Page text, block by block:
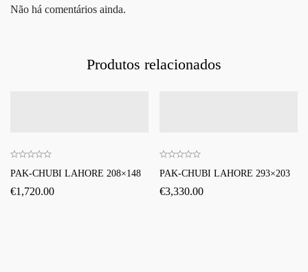
Não há comentários ainda.
Produtos relacionados
PAK-CHUBI LAHORE 208×148
€1,720.00
PAK-CHUBI LAHORE 293×203
€3,330.00